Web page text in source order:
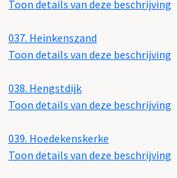
Toon details van deze beschrijving
037. Heinkenszand
Toon details van deze beschrijving
038. Hengstdijk
Toon details van deze beschrijving
039. Hoedekenskerke
Toon details van deze beschrijving